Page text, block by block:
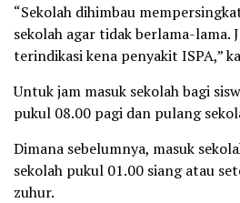
“Sekolah dihimbau
sekolah agar tidak berlama-lama.
terindikasi kena penyakit ISPA,”
Untuk jam masuk sekolah bagi
pukul 08.00 pagi dan pulang
Dimana sebelumnya, masuk
sekolah pukul 01.00 siang atau
zuhur.